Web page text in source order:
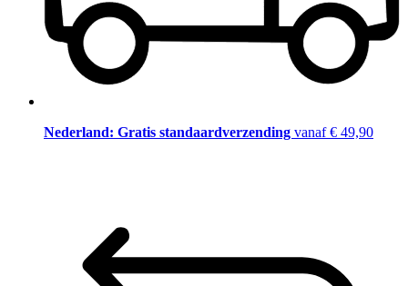
Nederland: Gratis standaardverzending vanaf € 49,90